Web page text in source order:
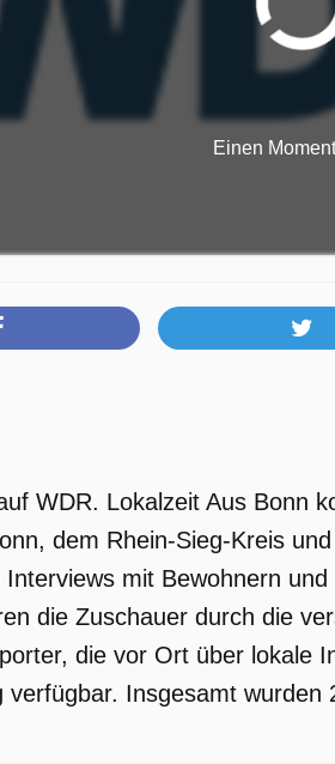
Einen
WDR. Lokalzeit Aus Bonn
dem Rhein-Sieg-Kreis
mit Bewohnern
die Zuschauer durch die
die vor Ort über lokale
Insgesamt